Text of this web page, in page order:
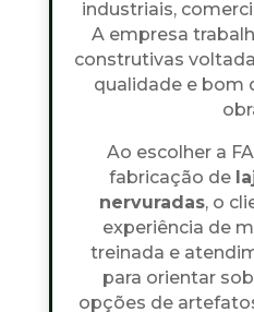
industriais,
A empresa
construtivas
qualidade e bom
Ao escolher a
fabricação de
nervuradas, o
experiência de
treinada e
para orientar
opções de